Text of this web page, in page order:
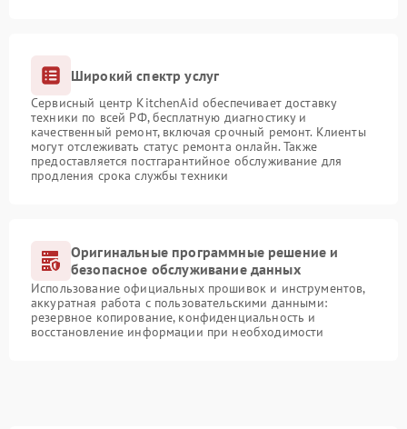
Широкий спектр услуг
Сервисный центр KitchenAid обеспечивает доставку
техники по всей РФ, бесплатную диагностику и
качественный ремонт, включая срочный ремонт. Клиенты
могут отслеживать статус ремонта онлайн. Также
предоставляется постгарантийное обслуживание для
продления срока службы техники
Оригинальные программные решение и
безопасное обслуживание данных
Использование официальных прошивок и инструментов,
аккуратная работа с пользовательскими данными:
резервное копирование, конфиденциальность и
восстановление информации при необходимости